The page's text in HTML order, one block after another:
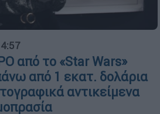
από το «Star Wars»
από 1 εκατ. δολάρια
αντικείμενα